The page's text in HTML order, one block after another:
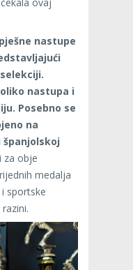
nastupe
nastupa i
Posebno se
na
za obje
medalja
sportske